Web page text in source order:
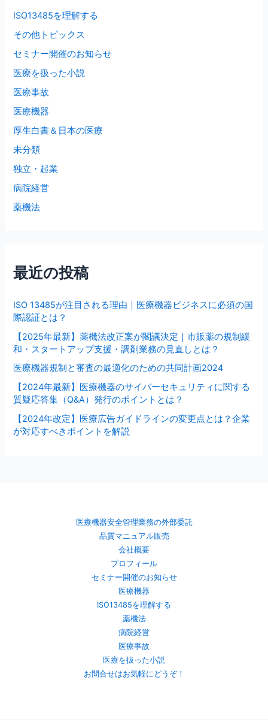
ISO13485を理解する
その他トピックス
セミナー開催のお知らせ
医療を扱った小説
医療事故
医療機器
厚生白書＆日本の医療
未分類
独立・起業
病院経営
薬機法
最近の投稿
ISO 13485が注目される理由｜医療機器ビジネスに必須の国
際認証とは？
【2025年最新】薬機法改正案が閣議決定｜市販薬の規制緩
和・スタートアップ支援・調剤業務の見直しとは？
医療機器規制と審査の最適化のための共同計画2024
【2024年最新】医療機器のサイバーセキュリティに関する
質疑応答集（Q&A）発行のポイントとは？
【2024年改定】医療広告ガイドラインの変更点とは？企業
が対応すべきポイントを解説
医療機器安全管理業務の外部委託
品質マニュアル販売
会社概要
プロフィール
セミナー開催のお知らせ
医療機器
ISO13485を理解する
薬機法
病院経営
医療事故
医療を扱った小説
お問合せはお気軽にどうぞ！